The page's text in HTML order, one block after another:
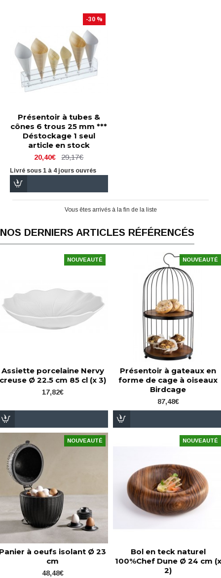
-30 %
Présentoir à tubes &
cônes 6 trous 25 mm ***
Déstockage 1 seul
article en stock
20,40€ 29,17€
Livré sous 1 à 4 jours ouvrés
Vous êtes arrivés à la fin de la liste
NOS DERNIERS ARTICLES RÉFÉRENCÉS
NOUVEAUTÉ
Assiette porcelaine Nervy
Ø 22.5 cm 85 cl (x 3)
17,82€
NOUVEAUTÉ
Présentoir à gateaux en
forme de cage à oiseaux
Birdcage
87,48€
NOUVEAUTÉ
à oeufs isolant Ø 23
cm
48,48€
NOUVEAUTÉ
Bol en teck naturel
100%Chef Dune Ø 24 cm (x
2)